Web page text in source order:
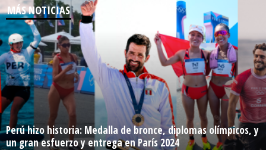
MÁS NOTICIAS
Perú hizo historia: Medalla de bronce, diplomas olímpicos, y
un gran esfuerzo y entrega en París 2024